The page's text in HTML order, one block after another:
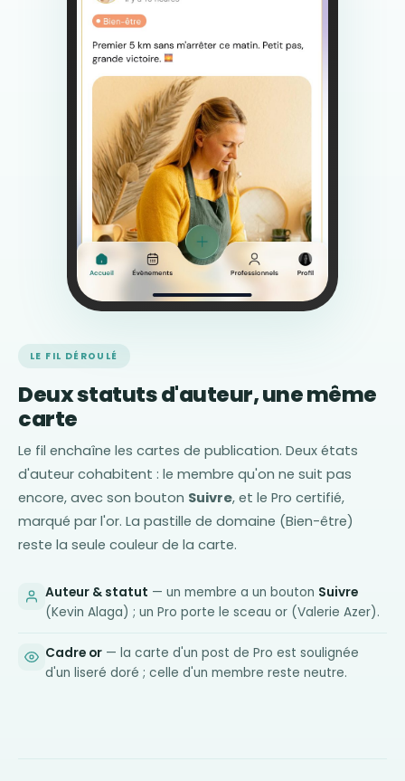
LE FIL DÉROULÉ
Deux statuts d'auteur, une même
carte
Le fil enchaîne les cartes de publication. Deux états
d'auteur cohabitent : le membre qu'on ne suit pas
encore, avec son bouton Suivre, et le Pro certifié,
marqué par l'or. La pastille de domaine (Bien-être)
reste la seule couleur de la carte.
Auteur & statut — un membre a un bouton Suivre
(Kevin Alaga) ; un Pro porte le sceau or (Valerie Azer).
Cadre or — la carte d'un post de Pro est soulignée
d'un liseré doré ; celle d'un membre reste neutre.